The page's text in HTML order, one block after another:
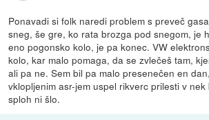
Ponavadi si folk naredi problem s preveč
sneg, še gre, ko rata brozga pod snegom, je
eno pogonsko kolo, je pa konec. VW
kolo, kar malo pomaga, da se zvlečeš tam,
ali pa ne. Sem bil pa malo presenečen en
vklopljenim asr-jem uspel rikverc prilesti v
sploh ni šlo.